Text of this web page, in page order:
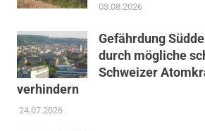
03.08.2026
Gefährdung
durch mögliche
Schweizer
verhindern
24.07.2026